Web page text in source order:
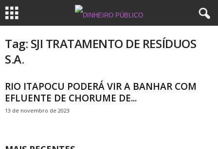
Tag: SJI TRATAMENTO DE RESÍDUOS
S.A.
RIO ITAPOCU PODERÁ VIR A BANHAR COM
EFLUENTE DE CHORUME DE...
13 de novembro de 2023